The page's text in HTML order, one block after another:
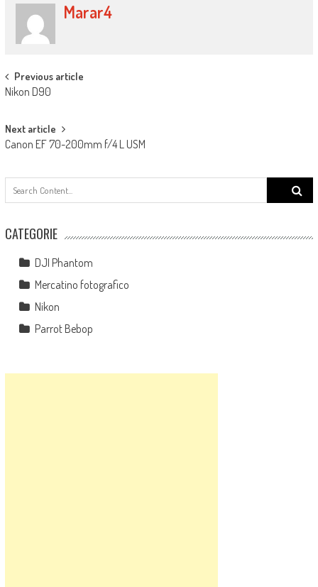
Marar4
Post navigation
Previous article
Nikon D90
Next article
Canon EF 70-200mm f/4 L USM
Search
for:
CATEGORIE
DJI Phantom
Mercatino fotografico
Nikon
Parrot Bebop